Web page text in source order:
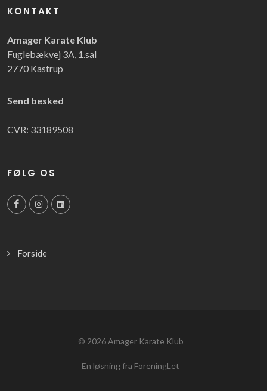
KONTAKT
Amager Karate Klub
Fuglebækvej 3A, 1.sal
2770 Kastrup
Send besked
CVR: 33189508
FØLG OS
Forside
© 2026Amager Karate Klub
En løsning fra ForeningLet